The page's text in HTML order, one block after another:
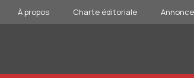
À propos Charte éditoriale